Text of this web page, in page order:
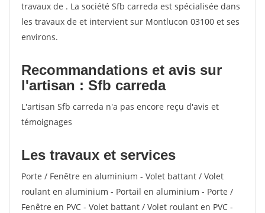
travaux de . La société Sfb carreda est spécialisée dans
les travaux de et intervient sur Montlucon 03100 et ses
environs.
Recommandations et avis sur
l'artisan : Sfb carreda
L'artisan Sfb carreda n'a pas encore reçu d'avis et
témoignages
Les travaux et services
Porte / Fenêtre en aluminium - Volet battant / Volet
roulant en aluminium - Portail en aluminium - Porte /
Fenêtre en PVC - Volet battant / Volet roulant en PVC -